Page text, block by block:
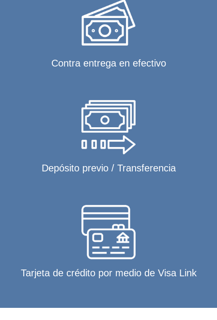
Contra entrega en efectivo
Depósito previo / Transferencia
Tarjeta de crédito por medio de Visa Link